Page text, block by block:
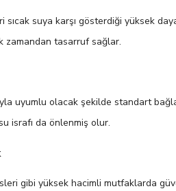
suya karşı gösterdiği yüksek
zamandan tasarruf sağlar.
uyumlu olacak şekilde standart
israfı da önlenmiş olur.
gibi yüksek hacimli mutfaklarda